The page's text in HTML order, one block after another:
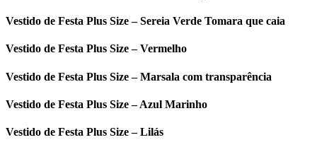
Vestido de Festa Plus Size – Sereia Verde Tomara que caia
Vestido de Festa Plus Size – Vermelho
Vestido de Festa Plus Size – Marsala com transparência
Vestido de Festa Plus Size – Azul Marinho
Vestido de Festa Plus Size – Lilás